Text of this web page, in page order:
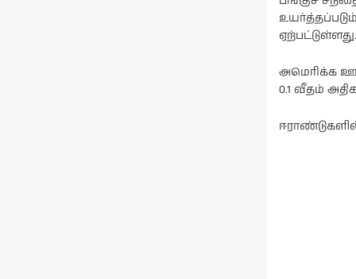
ஏற்பட்டுள்ளது.
அமெரிக்க
0.1 வீதம்